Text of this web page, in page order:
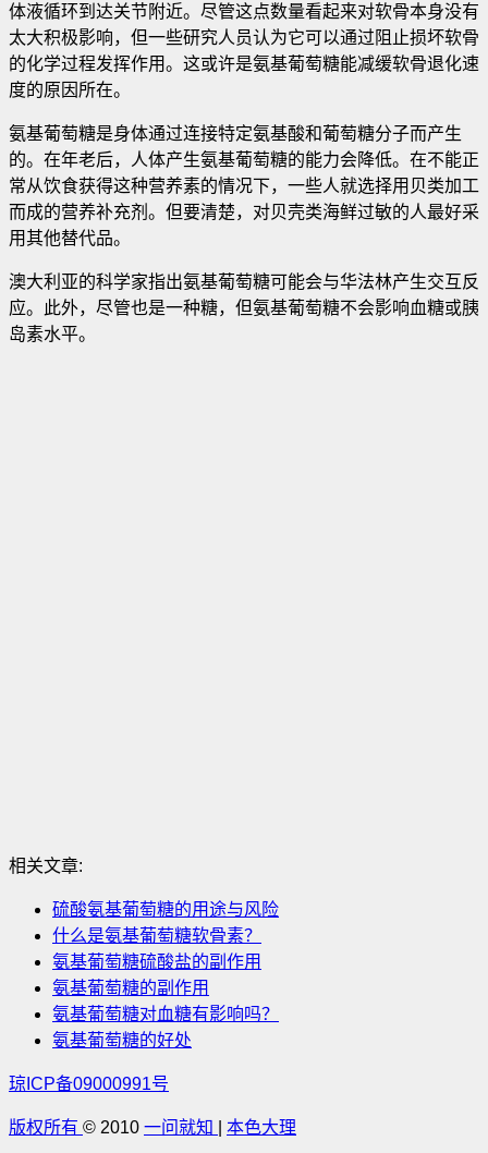
体液循环到达关节附近。尽管这点数量看起来对软骨本身没有
太大积极影响，但一些研究人员认为它可以通过阻止损坏软骨
的化学过程发挥作用。这或许是氨基葡萄糖能减缓软骨退化速
度的原因所在。
氨基葡萄糖是身体通过连接特定氨基酸和葡萄糖分子而产生
的。在年老后，人体产生氨基葡萄糖的能力会降低。在不能正
常从饮食获得这种营养素的情况下，一些人就选择用贝类加工
而成的营养补充剂。但要清楚，对贝壳类海鲜过敏的人最好采
用其他替代品。
澳大利亚的科学家指出氨基葡萄糖可能会与华法林产生交互反
应。此外，尽管也是一种糖，但氨基葡萄糖不会影响血糖或胰
岛素水平。
相关文章:
硫酸氨基葡萄糖的用途与风险
什么是氨基葡萄糖软骨素？
氨基葡萄糖硫酸盐的副作用
氨基葡萄糖的副作用
氨基葡萄糖对血糖有影响吗？
氨基葡萄糖的好处
琼ICP备09000991号
版权所有 © 2010 一问就知 本色大理